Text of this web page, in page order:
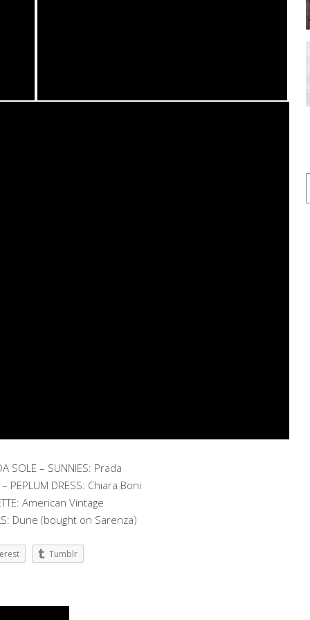
SOLE – SUNNIES: Prada
PEPLUM DRESS: Chiara Boni
American Vintage
Dune (bought on Sarenza)
Tumblr